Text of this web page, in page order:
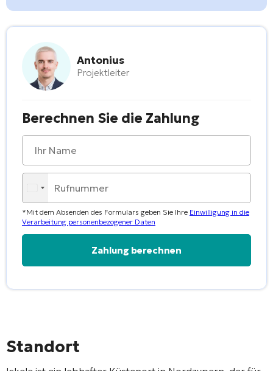
Antonius
Projektleiter
Berechnen Sie die Zahlung
*Mit dem Absenden des Formulars geben Sie Ihre Einwilligung in die
Verarbeitung personenbezogener Daten
Standort